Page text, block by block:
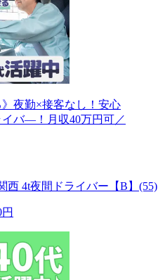
》夜勤×接客なし！安心
バ―！月収40万円可／
西 4t夜間ドライバー【B】(55)